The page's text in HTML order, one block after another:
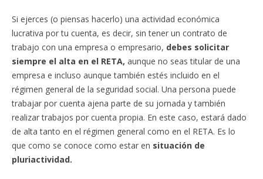
Si ejerces (o piensas hacerlo) una actividad económica
lucrativa por tu cuenta, es decir, sin tener un contrato de
trabajo con una empresa o empresario, debes solicitar
siempre el alta en el RETA, aunque no seas titular de una
empresa e incluso aunque también estés incluido en el
régimen general de la seguridad social. Una persona puede
trabajar por cuenta ajena parte de su jornada y también
realizar trabajos por cuenta propia. En este caso, estará dado
de alta tanto en el régimen general como en el RETA. Es lo
que como se conoce como estar en situación de
pluriactividad.